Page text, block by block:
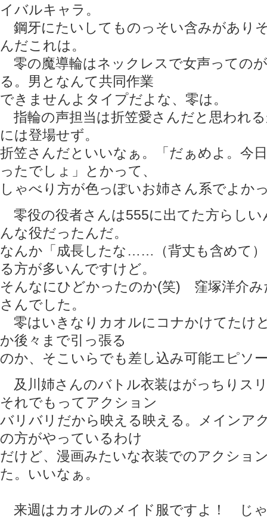
イバルキャラ。
鋼牙にたいしてものっそい含みがあり
んだこれは。
零の魔導輪はネックレスで女声っての
る。男となんて共同作業
できませんよタイプだよな、零は。
指輪の声担当は折笠愛さんだと思われ
には登場せず。
折笠さんだといいなぁ。「だぁめよ。今
ったでしょ」とかって、
しゃべり方が色っぽいお姉さん系でよか
零役の役者さんは555に出てた方らしい
んな役だったんだ。
なんか「成長したな……（背丈も含めて
る方が多いんですけど。
そんなにひどかったのか(笑) 窪塚洋介み
さんでした。
零はいきなりカオルにコナかけてたけ
か後々まで引っ張る
のか、そこいらでも差し込み可能エピソ
及川姉さんのバトル衣装はがっちりス
それでもってアクション
バリバリだから映える映える。メインア
の方がやっているわけ
だけど、漫画みたいな衣装でのアクショ
た。いいなぁ。
来週はカオルのメイド服ですよ！ じ